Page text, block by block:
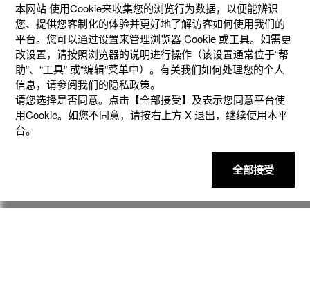
产品
本网站 使⽤Cookie来收集您的浏览⾏为数据，以便能辨识
您、提供您客制化的体验并更好地了解访客如何使⽤我们的
平台。您可以通过设置来管理浏览器 Cookie 或⼯具。如需更
改设置，请按照浏览器的说明进⾏操作（该设置通常位于“帮
助”、“⼯具” 或“编辑”菜单中）。有关我们如何处理您的个⼈
信息，请参阅我们的隐私政策。
请您选择是否同意。点击【全部接受】及表示您同意平台使
用Cookie。如您不同意，请按右上⽅ X 退出，继续使⽤本平
台。
全部接受